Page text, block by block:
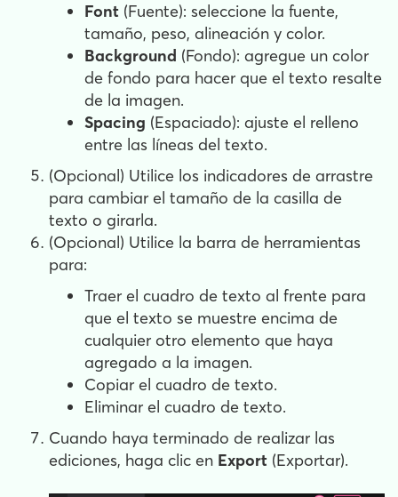
Font (Fuente): seleccione la fuente,
tamaño, peso, alineación y color.
Background (Fondo): agregue un color
de fondo para hacer que el texto resalte
de la imagen.
Spacing (Espaciado): ajuste el relleno
entre las líneas del texto.
(Opcional) Utilice los indicadores de arrastre
para cambiar el tamaño de la casilla de
texto o girarla.
(Opcional) Utilice la barra de herramientas
para:
Traer el cuadro de texto al frente para
que el texto se muestre encima de
cualquier otro elemento que haya
agregado a la imagen.
Copiar el cuadro de texto.
Eliminar el cuadro de texto.
Cuando haya terminado de realizar las
ediciones, haga clic en Export (Exportar).